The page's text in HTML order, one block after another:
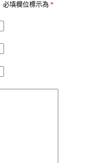
必填欄位標示為 *